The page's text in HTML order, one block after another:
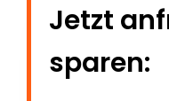
Jetzt
sparen: